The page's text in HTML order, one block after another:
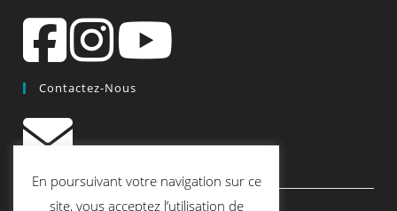
Contactez-Nous
contact@quiscrap.fr
Les Fiches Techniques et les Tutos
En poursuivant votre navigation sur ce
site, vous acceptez l’utilisation de